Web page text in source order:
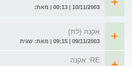
10/11/2003 | 00:13 | מאת:
אקנה (לת)
09/11/2003 | 09:15 | מאת: שגית
RE: אקנה